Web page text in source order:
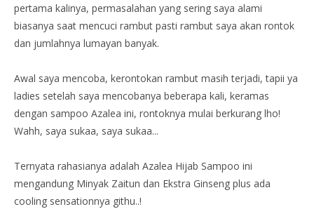
pertama kalinya, permasalahan yang sering saya alami
biasanya saat mencuci rambut pasti rambut saya akan rontok
dan jumlahnya lumayan banyak.
Awal saya mencoba, kerontokan rambut masih terjadi, tapii ya
ladies setelah saya mencobanya beberapa kali, keramas
dengan sampoo Azalea ini, rontoknya mulai berkurang lho!
Wahh, saya sukaa, saya sukaa...
Ternyata rahasianya adalah Azalea Hijab Sampoo ini
mengandung Minyak Zaitun dan Ekstra Ginseng plus ada
cooling sensationnya githu..!